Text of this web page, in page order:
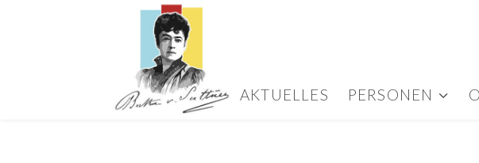
AKTUELLES PERSONEN